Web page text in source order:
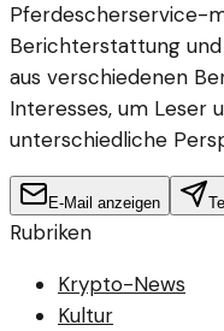
Pferdescherservice-
Berichterstattung
aus verschiedenen
Interesses, um Leser
unterschiedliche
E-Mail anzeigen
Rubriken
Krypto-News
Kultur